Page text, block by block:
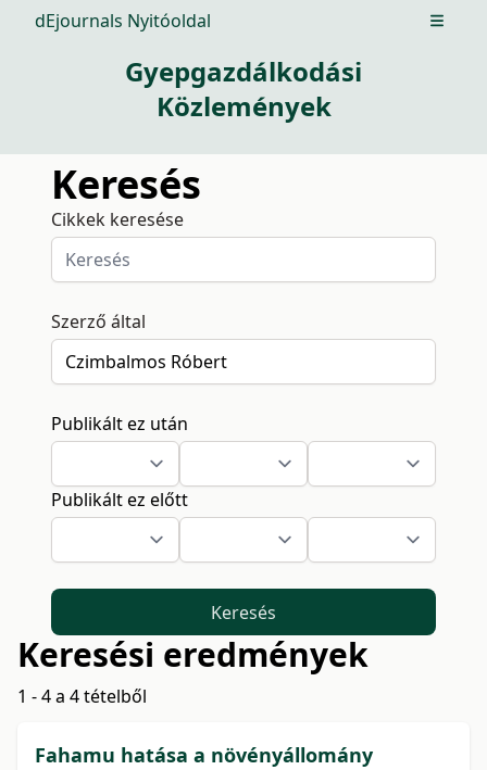
dEjournals Nyitóoldal Open
Gyepgazdálkodási
Közlemények
Keresés
Cikkek keresése
Szerző által
Publikált ez után
Publikált ez előtt
Keresés
Keresési eredmények
1 - 4 a 4 tételből
Fahamu hatása a növényállomány